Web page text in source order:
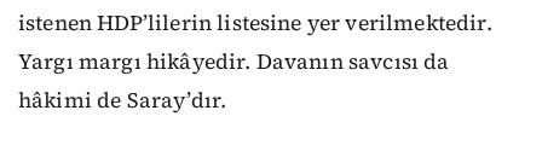
istenen HDP’lilerin listesine yer verilmektedir.
Yargı margı hikâyedir. Davanın savcısı da
hâkimi de Saray’dır.